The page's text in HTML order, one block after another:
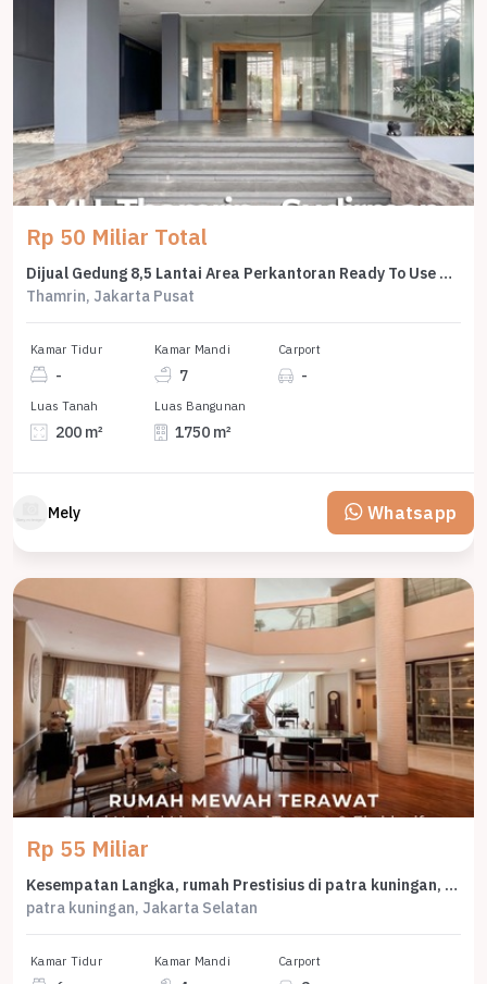
Rp 50 Miliar Total
Dijual Gedung 8,5 Lantai Area Perkantoran Ready To Use di Thamrin
Thamrin, Jakarta Pusat
Kamar Tidur
-
Kamar Mandi
7
Carport
-
Luas Tanah
200 m²
Luas Bangunan
1750 m²
Mely Whatsapp
Rp 55 Miliar
Kesempatan Langka, rumah Prestisius di patra kuningan, Jakarta Selatan, LB 699m²
patra kuningan, Jakarta Selatan
Kamar Tidur Kamar Mandi Carport